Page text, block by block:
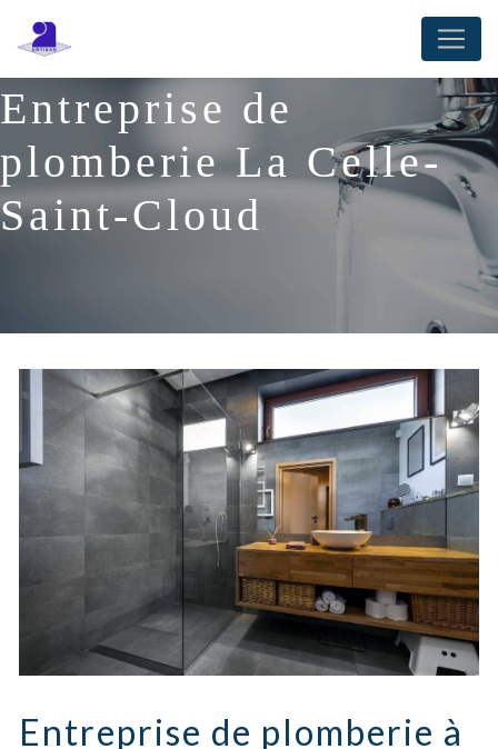
Entreprise de
plomberie La Celle-
Saint-Cloud
Entreprise de plomberie à